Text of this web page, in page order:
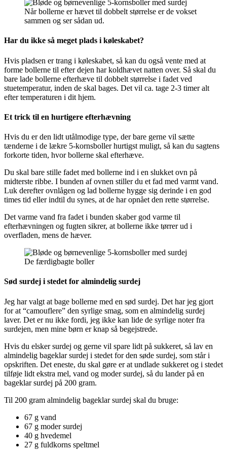
Når bollerne er hævet til dobbelt størrelse er de vokset
sammen og ser sådan ud.
Har du ikke så meget plads i køleskabet?
Hvis pladsen er trang i køleskabet, så kan du også vente med at
forme bollerne til efter dejen har koldhævet natten over. Så skal du
bare lade bollerne efterhæve til dobbelt størrelse i fadet ved
stuetemperatur, inden de skal bages. Det vil ca. tage 2-3 timer alt
efter temperaturen i dit hjem.
Et trick til en hurtigere efterhævning
Hvis du er den lidt utålmodige type, der bare gerne vil sætte
tænderne i de lækre 5-kornsboller hurtigst muligt, så kan du sagtens
forkorte tiden, hvor bollerne skal efterhæve.
Du skal bare stille fadet med bollerne ind i en slukket ovn på
midterste ribbe. I bunden af ovnen stiller du et fad med varmt vand.
Luk derefter ovnlågen og lad bollerne hygge sig derinde i en god
times tid eller indtil du synes, at de har opnået den rette størrelse.
Det varme vand fra fadet i bunden skaber god varme til
efterhævningen og fugten sikrer, at bollerne ikke tørrer ud i
overfladen, mens de hæver.
De færdigbagte boller
Sød surdej i stedet for almindelig surdej
Jeg har valgt at bage bollerne med en sød surdej. Det har jeg gjort
for at “camouflere” den syrlige smag, som en almindelig surdej
laver. Det er nu ikke fordi, jeg ikke kan lide de syrlige noter fra
surdejen, men mine børn er knap så begejstrede.
Hvis du elsker surdej og gerne vil spare lidt på sukkeret, så lav en
almindelig bageklar surdej i stedet for den søde surdej, som står i
opskriften. Det eneste, du skal gøre er at undlade sukkeret og i stedet
tilføje lidt ekstra mel, vand og moder surdej, så du lander på en
bageklar surdej på 200 gram.
Til 200 gram almindelig bageklar surdej skal du bruge:
67 g vand
67 g moder surdej
40 g hvedemel
27 g fuldkorns speltmel